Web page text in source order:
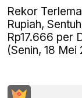
Rekor
Rupiah, Sentuh
Rp17.666 per
(Senin, 18 Mei